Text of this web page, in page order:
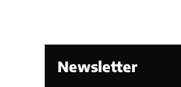
Newsletter